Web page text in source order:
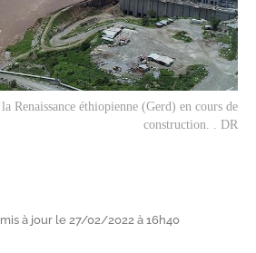
Renaissance éthiopienne (Gerd) en cours de
construction. . DR
à jour le 27/02/2022 à 16h40